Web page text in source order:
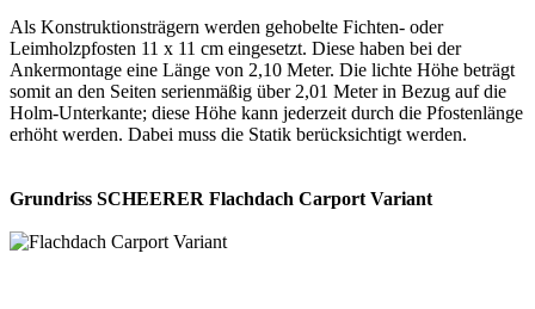
Als Konstruktionsträgern werden gehobelte Fichten- oder
Leimholzpfosten 11 x 11 cm eingesetzt. Diese haben bei der
Ankermontage eine Länge von 2,10 Meter. Die lichte Höhe beträgt
somit an den Seiten serienmäßig über 2,01 Meter in Bezug auf die
Holm-Unterkante; diese Höhe kann jederzeit durch die Pfostenlänge
erhöht werden. Dabei muss die Statik berücksichtigt werden.
Grundriss SCHEERER Flachdach Carport Variant